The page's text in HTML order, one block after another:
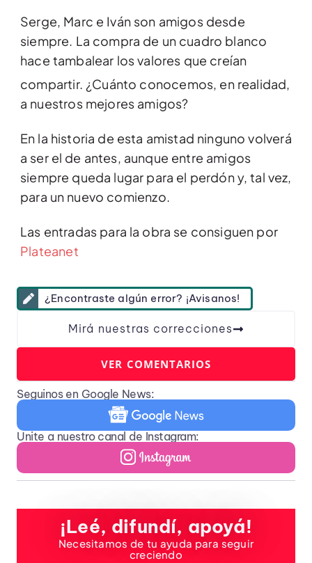
Serge, Marc e Iván son amigos desde
siempre. La compra de un cuadro blanco
hace tambalear los valores que creían
compartir. ¿Cuánto conocemos, en realidad,
a nuestros mejores amigos?
En la historia de esta amistad ninguno volverá
a ser el de antes, aunque entre amigos
siempre queda lugar para el perdón y, tal vez,
para un nuevo comienzo.
Las entradas para la obra se consiguen por
Plateanet
¿Encontraste algún error? ¡Avisanos!
Mirá nuestras correcciones
VER COMENTARIOS
Seguinos en Google News:
Unite a nuestro canal de Instagram:
¡Leé, difundí, apoyá!
Necesitamos de tu ayuda para seguir
creciendo